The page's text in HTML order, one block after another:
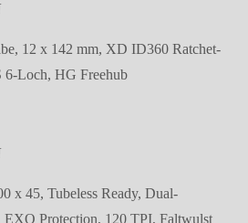
12 x 142 mm, XD ID360 Ratchet-
6-Loch, HG Freehub
x 45, Tubeless Ready, Dual-
EXO Protection, 120 TPI, Faltwulst